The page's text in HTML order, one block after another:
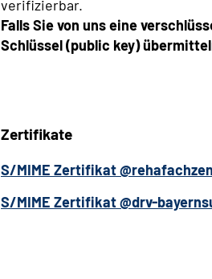
verifizierbar.
Falls Sie von uns eine
Schlüssel (public key)
Zertifikate
S/MIME Zertifikat
S/MIME Zertifikat @drv-